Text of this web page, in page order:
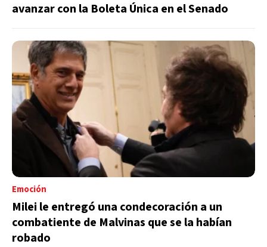
avanzar con la Boleta Única en el Senado
Emoción
Milei le entregó una condecoración a un
combatiente de Malvinas que se la habían
robado